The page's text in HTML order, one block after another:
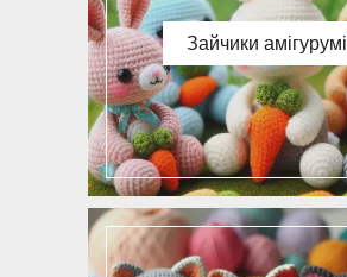
Зайчики амігурумі